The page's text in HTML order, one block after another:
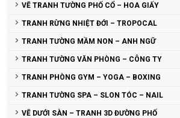
VẼ TRANH TƯỜNG PHỐ CỔ – HOA GIẤY
TRANH RỪNG NHIỆT ĐỚI – TROPOCAL
TRANH TƯỜNG MẦM NON – ANH NGỮ
TRANH TƯỜNG VĂN PHÒNG – CÔNG TY
TRANH PHÒNG GYM – YOGA – BOXING
TRANH TƯỜNG SPA – SLON TÓC – NAIL
VẼ DƯỚI SÀN – TRANH 3D ĐƯỜNG PHỐ